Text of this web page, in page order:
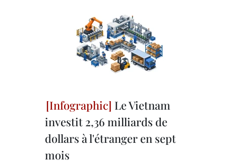
Le Vietnam
investit 2,36 milliards de
dollars à l'étranger en sept
mois